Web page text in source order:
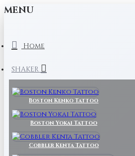
MENU
Home
SHAKER
Boston Kenko Tattoo
Boston Yokai Tattoo
Cobbler Kenta Tattoo